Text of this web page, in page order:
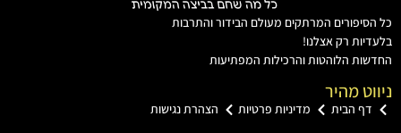
המרתקים מעולם הבידור והתרבות
רק אצלנו!
הלוהטות והרכילות המפתיעות
מהיר
הבית מדיניות פרטיות הצהרת נגישות